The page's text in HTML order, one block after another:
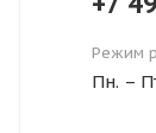
Режим
Пн. –